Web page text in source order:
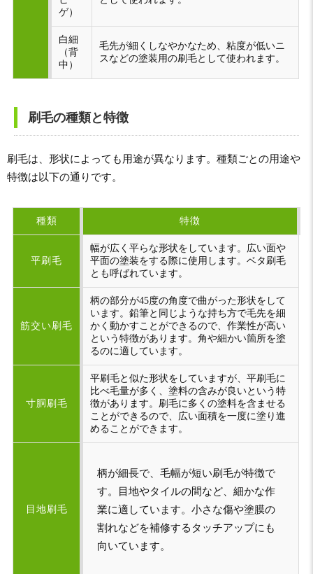
ゲ）
白細
（背
中）
毛先が細くしなやかなため、粘度が低いニ
スなどの塗装用の刷毛として使われます。
刷毛の種類と特徴
刷毛は、形状によっても用途が異なります。種類ごとの用途や
特徴は以下の通りです。
種類 特徴
平刷毛
幅が広く平らな形状をしています。広い面や
平面の塗装をする際に使用します。ベタ刷毛
とも呼ばれています。
筋交い刷毛
柄の部分が45度の角度で曲がった形状をして
います。鉛筆と同じような持ち方で毛先を細
かく動かすことができるので、作業性が高い
という特徴があります。角や細かい箇所を塗
るのに適しています。
寸胴刷毛
平刷毛と似た形状をしていますが、平刷毛に
比べ毛量が多く、塗料の含みが良いという特
徴があります。刷毛に多くの塗料を含ませる
ことができるので、広い面積を一度に塗り進
めることができます。
目地刷毛
柄が細長で、毛幅が短い刷毛が特徴で
す。目地やタイルの間など、細かな作
業に適しています。小さな傷や塗膜の
割れなどを補修するタッチアップにも
向いています。